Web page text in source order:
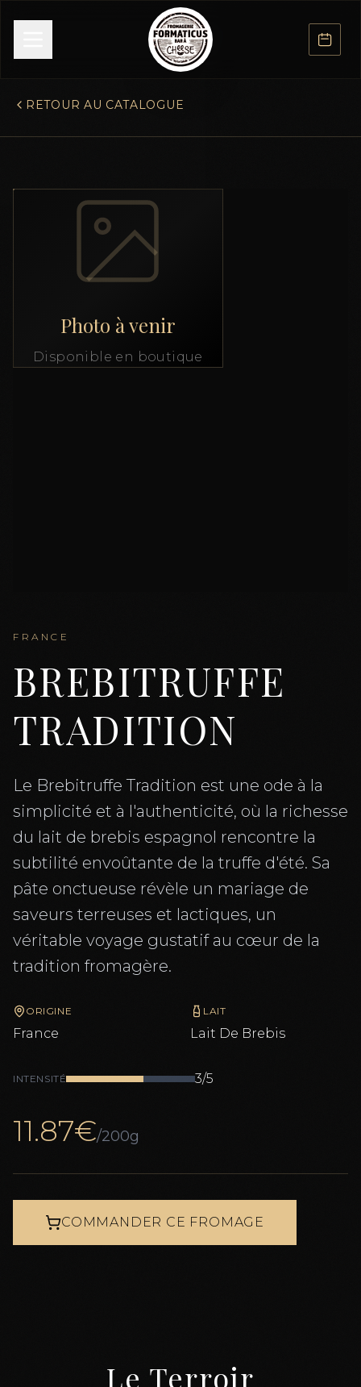
RETOUR AU CATALOGUE
Photo à venir
Disponible en boutique
FRANCE
BREBITRUFFE
TRADITION
Le Brebitruffe Tradition est une ode à la
simplicité et à l'authenticité, où la richesse
du lait de brebis espagnol rencontre la
subtilité envoûtante de la truffe d'été. Sa
pâte onctueuse révèle un mariage de
saveurs terreuses et lactiques, un
véritable voyage gustatif au cœur de la
tradition fromagère.
ORIGINE
France
LAIT
Lait De Brebis
INTENSITÉ 3/5
11.87€/200g
COMMANDER CE FROMAGE
Le Terroir